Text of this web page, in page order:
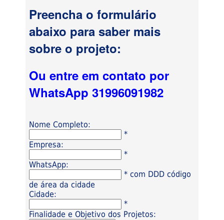
Preencha o formulário
abaixo para saber mais
sobre o projeto:
Ou entre em contato por
WhatsApp 31996091982
Nome Completo:
*
Empresa:
*
WhatsApp:
* com DDD código
de área da cidade
Cidade:
*
Finalidade e Objetivo dos Projetos: